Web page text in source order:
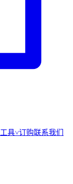
工具˅订购联系我们